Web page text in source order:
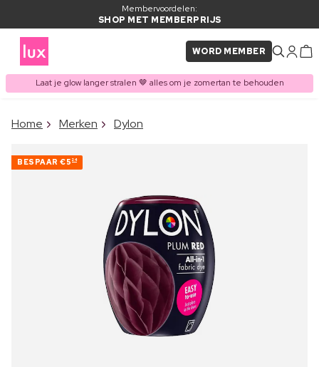
Membervoordelen:
SHOP MET MEMBERPRIJS
WORD MEMBER
Laat je glow langer stralen 🤎 alles om je zomertan te behouden
ITEM TOEGEVOEGD AAN
Vaak samen gekocht met
Home Merken Dylon
BESPAAR €5 24